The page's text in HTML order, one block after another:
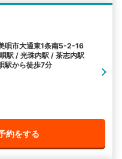
唄市大通東1条南5-2-16
駅 / 光珠内駅 / 茶志内駅
駅から徒歩7分
約をする